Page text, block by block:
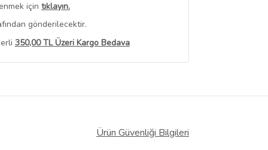
için tıklayın.
gönderilecektir.
350,00 TL Üzeri Kargo Bedava
Ürün Güvenliği Bilgileri